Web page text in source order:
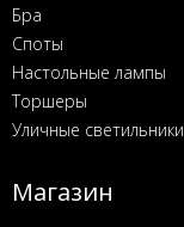
Бра
Споты
Настольные лампы
Торшеры
Уличные светильники
Магазин